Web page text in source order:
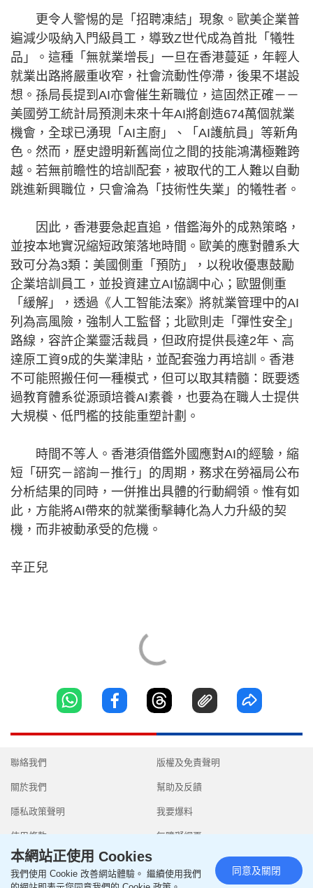
更令人警惕的是「招聘凍結」現象。歐美企業普
遍減少吸納入門級員工，導致Z世代成為首批「犧牲
品」。這種「無就業增長」一旦在香港蔓延，年輕人
就業出路將嚴重收窄，社會流動性停滯，後果不堪設
想。孫局長提到AI亦會催生新職位，這固然正確－－
美國勞工統計局預測未來十年AI將創造674萬個就業
機會，全球已湧現「AI主廚」、「AI護航員」等新角
色。然而，歷史證明新舊崗位之間的技能鴻溝極難跨
越。若無前瞻性的培訓配套，被取代的工人難以自動
跳進新興職位，只會淪為「技術性失業」的犧牲者。
因此，香港要急起直追，借鑑海外的成熟策略，
並按本地實況縮短政策落地時間。歐美的應對體系大
致可分為3類：美國側重「預防」，以稅收優惠鼓勵
企業培訓員工，並投資建立AI協調中心；歐盟側重
「緩解」，透過《人工智能法案》將就業管理中的AI
列為高風險，強制人工監督；北歐則走「彈性安全」
路線，容許企業靈活裁員，但政府提供長達2年、高
達原工資9成的失業津貼，並配套強力再培訓。香港
不可能照搬任何一種模式，但可以取其精髓：既要透
過教育體系從源頭培養AI素養，也要為在職人士提供
大規模、低門檻的技能重塑計劃。
時間不等人。香港須借鑑外國應對AI的經驗，縮
短「研究－諮詢－推行」的周期，務求在勞福局公布
分析結果的同時，一併推出具體的行動綱領。惟有如
此，方能將AI帶來的就業衝擊轉化為人力升級的契
機，而非被動承受的危機。
辛正兒
聯絡我們
關於我們
隱私政策聲明
使用條款
版權及免責聲明
幫助及反饋
我要爆料
無障礙網頁
本網站正使用 Cookies
我們使用 Cookie 改善網站體驗。 繼續使用我們
同意及關閉